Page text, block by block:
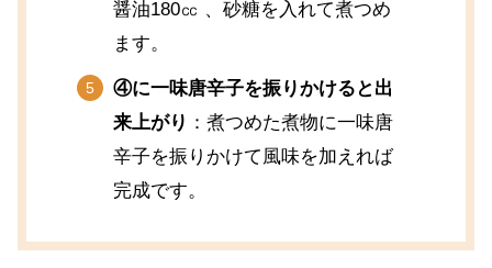
醤油180㏄ 、砂糖を入れて煮つめ
ます。
④に一味唐辛子を振りかけると出
来上がり ：煮つめた煮物に一味唐
辛子を振りかけて風味を加えれば
完成です。